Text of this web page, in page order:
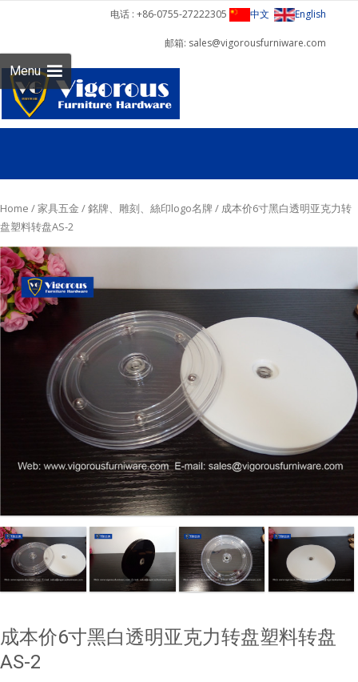
电话 : +86-0755-27222305 中文 English
邮箱: sales@vigorousfurniware.com
Menu
Home /家具五金 /銘牌、雕刻、絲印logo名牌 / 成本价6寸黑白透明亚克力转
盘塑料转盘AS-2
成本价6寸黑白透明亚克力转盘塑料转盘
AS-2